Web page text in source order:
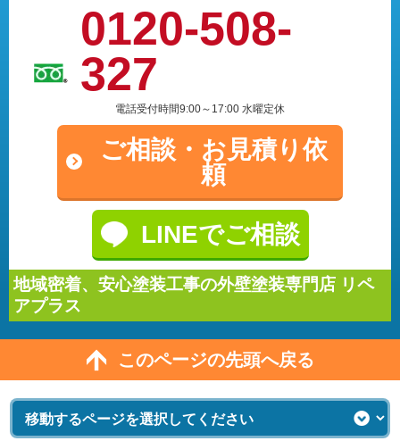
0120-508-
327
電話受付時間9:00～17:00 水曜定休
ご相談・ お見積り依
頼
LINEでご相談
地域密着、安心塗装工事の外壁塗装専門店 リペ
アプラス
このページの先頭へ戻る